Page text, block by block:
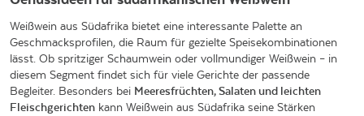
Weißwein aus Südafrika bietet eine interessante Palette an
Geschmacksprofilen, die Raum für gezielte Speisekombinationen
lässt. Ob spritziger Schaumwein oder vollmundiger Weißwein – in
diesem Segment findet sich für viele Gerichte der passende
Begleiter. Besonders bei Meeresfrüchten, Salaten und leichten
Fleischgerichten kann Weißwein aus Südafrika seine Stärken